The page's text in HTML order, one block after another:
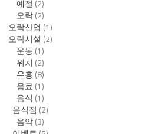
예절 (2)
오락(2)
오락산업 (1)
오락시설 (2)
운동(1)
위치 (2)
유흥(8)
음료(1)
음식 (1)
음식점 (2)
음악(3)